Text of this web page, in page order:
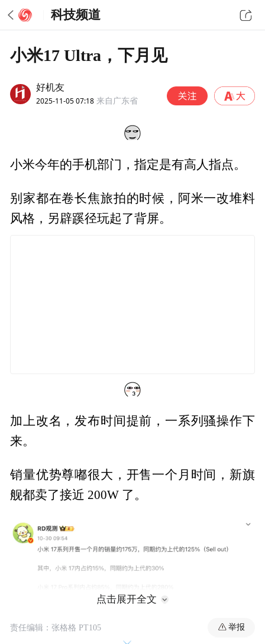
科技频道
小米17 Ultra，下月见
好机友
2025-11-05 07:18 来自广东省
小米今年的手机部门，指定是有高人指点。
别家都在卷长焦旅拍的时候，阿米一改堆料
风格，另辟蹊径玩起了背屏。
加上改名，发布时间提前，一系列骚操作下
来。
销量优势尊嘟很大，开售一个月时间，新旗
舰都卖了接近 200W 了。
点击展开全文
责任编辑：张格格 PT105 举报